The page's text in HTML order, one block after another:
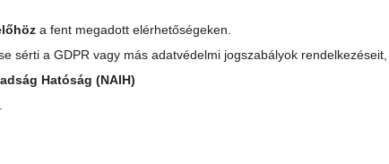
a fent megadott elérhetőségeken.
sérti a GDPR vagy más adatvédelmi jogszabályok
Hatóság (NAIH)